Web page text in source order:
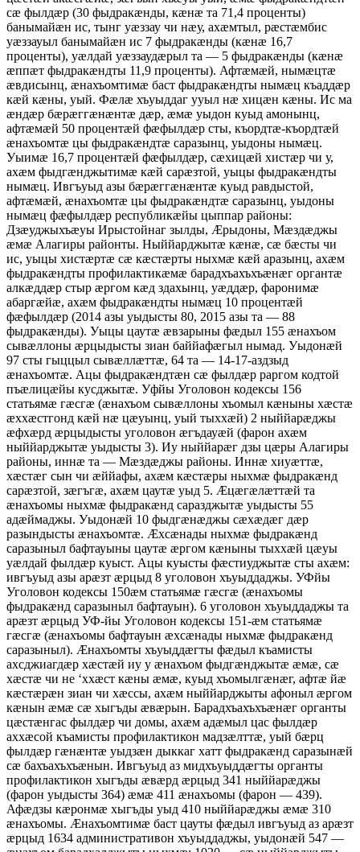
сæ фылдæр (30 фыдракæнды, кæнæ та 71,4 проценты)
банымайæн ис, тынг уæззау чи нæу, ахæмтыл, рæстæмбис
уæззауыл банымайæн ис 7 фыдракæнды (кæнæ 16,7
проценты), уæлдай уæззаудæрыл та — 5 фыдракæнды (кæнæ
æппæт фыдракæндты 11,9 проценты). Афтæмæй, нымæцтæ
æвдисынц, æнахъомтимæ баст фыдракæндты нымæц къаддæр
кæй кæны, уый. Фæлæ хъуыддаг ууыл нæ хицæн кæны. Ис ма
æндæр бæрæггæнæнтæ дæр, æмæ уыдон куыд амонынц,
афтæмæй 50 процентæй фæфылдæр сты, къордтæ-къордтæй
æнахъомтæ цы фыдракæндтæ саразынц, уыдоны нымæц.
Уыимæ 16,7 процентæй фæфылдæр, сæхицæй хистæр чи у,
ахæм фыдгæнджытимæ кæй сарæзтой, уыцы фыдракæндты
нымæц. Ивгъуыд азы бæрæггæнæнтæ куыд равдыстой,
афтæмæй, æнахъомтæ цы фыдракæндтæ саразынц, уыдоны
нымæц фæфылдæр республикæйы цыппар районы:
Дзæуджыхъæуы Ирыстойнаг зылды, Æрыдоны, Мæздæджы
æмæ Алагиры районты. Ныййарджытæ кæнæ, сæ бæсты чи
ис, уыцы хистæртæ сæ кæстæрты ныхмæ кæй аразынц, ахæм
фыдракæндты профилактикæмæ барадхъахъхъæнæг органтæ
алкæддæр стыр æргом кæд здахынц, уæддæр, фаронимæ
абаргæйæ, ахæм фыдракæндты нымæц 10 процентæй
фæфылдæр (2014 азы уыдысты 80, 2015 азы та — 88
фыдракæнды). Уыцы цаутæ æвзарыны фæдыл 155 æнахъом
сывæллоны æрцыдысты зиан баййафæгыл нымад. Уыдонæй
97 сты гыццыл сывæллæттæ, 64 та — 14-17-аздзыд
æнахъомтæ. Ацы фыдракæндтæн сæ фылдæр раргом кодтой
пъæлицæйы кусджытæ. Уфйы Уголовон кодексы 156
статьямæ гæсгæ (æнахъом сывæллоны хъомыл кæныны хæстæ
æххæстгонд кæй нæ цæуынц, уый тыххæй) 2 ныййарæджы
æфхæрд æрцыдысты уголовон æгъдауæй (фарон ахæм
ныййарджытæ уыдысты 3). Иу ныййарæг дзы цæры Алагиры
районы, иннæ та — Мæздæджы районы. Иннæ хиуæттæ,
хæстæг сын чи æййафы, ахæм кæстæры ныхмæ фыдракæнд
сарæзтой, зæгъгæ, ахæм цаутæ уыд 5. Æцæгæлæттæй та
æнахъомы ныхмæ фыдракæнд саразджытæ уыдысты 55
адæймаджы. Уыдонæй 10 фыдгæнæджы сæхæдæг дæр
разындысты æнахъомтæ. Æхсæнады ныхмæ фыдракæнд
саразыныл бафтауыны цаутæ æргом кæныны тыххæй цæуы
уæлдай фылдæр куыст. Ацы куысты фæстиуджытæ сты ахæм:
ивгъуыд азы арæзт æрцыд 8 уголовон хъуыддаджы. УФйы
Уголовон кодексы 150æм статьямæ гæсгæ (æнахъомы
фыдракæнд саразыныл бафтауын). 6 уголовон хъуыддаджы та
арæзт æрцыд УФ-йы Уголовон кодексы 151-æм статьямæ
гæсгæ (æнахъомы бафтауын æхсæнады ныхмæ фыдракæнд
саразыныл). Æнахъомты хъуыддæгты фæдыл къамисты
ахсджиагдæр хæстæй иу у æнахъом фыдгæнджытæ æмæ, сæ
хæстæ чи не ‘ххæст кæны æмæ, куыд хъомылгæнæг, афтæ йæ
кæстæрæн зиан чи хæссы, ахæм ныййарджыты афоныл æргом
кæнын æмæ сæ хыгъды æвæрын. Барадхъахъхъæнæг органты
цæстæнгас фылдæр чи домы, ахæм адæмыл цас фылдæр
аххæсой къамисты профилактикон мадзæлттæ, уый бæрц
фылдæр гæнæнтæ уыдзæн дыккаг хатт фыдракæнд саразынæй
сæ бахъахъхъæнын. Ивгъуыд аз мидхъуыддæгты органты
профилактикон хыгъды æвæрд æрцыд 341 ныййарæджы
(фарон уыдысты 364) æмæ 411 æнахъомы (фарон — 439).
Афæдзы кæронмæ хыгъды уыд 410 ныййарæджы æмæ 310
æнахъомы. Æнахъомтимæ баст цауты фæдыл ивгъуыд аз арæзт
æрцыд 1634 административон хъуыддаджы, уыдонæй 547 —